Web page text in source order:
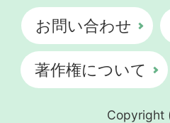
お問い合わせ
著作権について
Copyright